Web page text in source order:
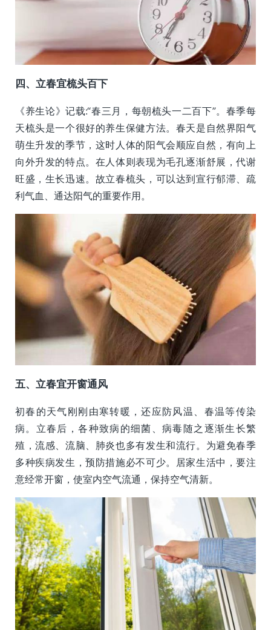
四、立春宜梳头百下
《养生论》记载:“春三月，每朝梳头一二百下”。春季每
天梳头是一个很好的养生保健方法。春天是自然界阳气
萌生升发的季节，这时人体的阳气会顺应自然，有向上
向外升发的特点。在人体则表现为毛孔逐渐舒展，代谢
旺盛，生长迅速。故立春梳头，可以达到宣行郁滞、疏
利气血、通达阳气的重要作用。
五、立春宜开窗通风
初春的天气刚刚由寒转暖，还应防风温、春温等传染
病。立春后，各种致病的细菌、病毒随之逐渐生长繁
殖，流感、流脑、肺炎也多有发生和流行。为避免春季
多种疾病发生，预防措施必不可少。居家生活中，要注
意经常开窗，使室内空气流通，保持空气清新。